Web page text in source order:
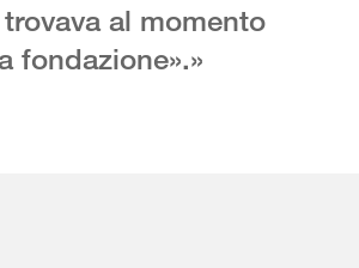
al momento
fondazione».»